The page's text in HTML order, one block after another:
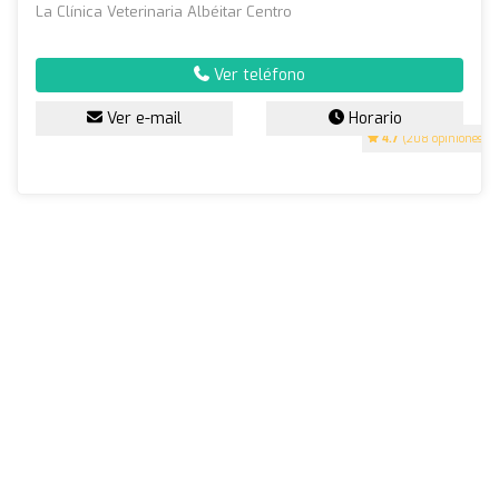
4.7 (208 opiniones)
La Clínica Veterinaria Albéitar Centro
Ver teléfono
Ver e-mail Horario